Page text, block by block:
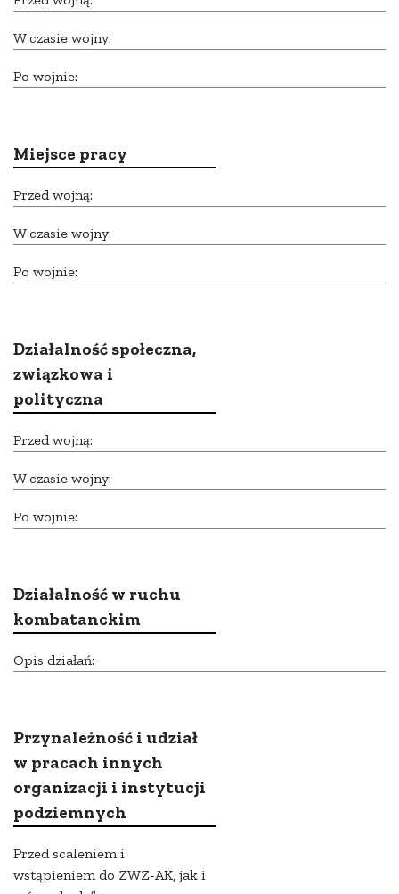
W czasie wojny:
Po wojnie:
Miejsce pracy
Przed wojną:
W czasie wojny:
Po wojnie:
Działalność społeczna,
związkowa i
polityczna
Przed wojną:
W czasie wojny:
Po wojnie:
Działalność w ruchu
kombatanckim
Opis działań:
Przynależność i udział
w pracach innych
organizacji i instytucji
podziemnych
Przed scaleniem i
wstąpieniem do ZWZ-AK, jak i